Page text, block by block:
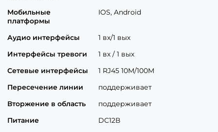
Мобильные
платформы
IOS, Android
Аудио интерфейсы
1 вх/1 вых
Интерфейсы тревоги
1 вх / 1 вых
Сетевые интерфейсы
1 RJ45 10M/100M
Пересечение линии
поддерживает
Вторжение в область
поддерживает
Питание
DC12В